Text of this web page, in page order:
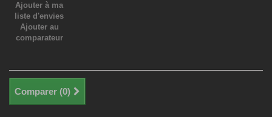
Ajouter à ma
liste d'envies
Ajouter au
comparateur
Comparer (0)